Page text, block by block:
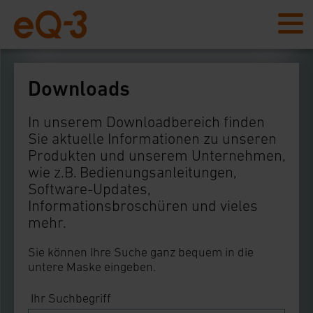
Downloads
In unserem Downloadbereich finden
Sie aktuelle Informationen zu unseren
Produkten und unserem Unternehmen,
wie z.B. Bedienungsanleitungen,
Software-Updates,
Informationsbroschüren und vieles
mehr.
Sie können Ihre Suche ganz bequem in die
untere Maske eingeben.
Ihr Suchbegriff